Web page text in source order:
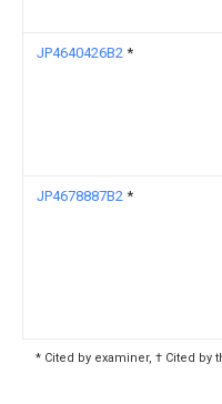
JP4640426B2 *
JP4678887B2 *
* Cited by examiner, † Cited by